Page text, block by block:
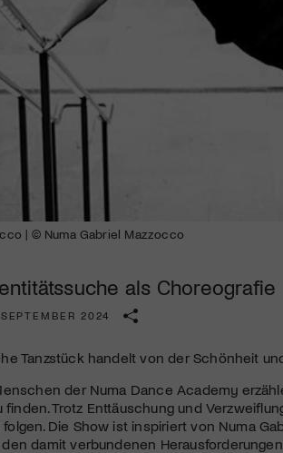
| © Numa Gabriel Mazzocco
als Choreografie
2024
Tanzstück handelt von der Schönheit
der Numa Dance Academy
finden. Trotz Enttäuschung und
folgen. Die Show ist inspiriert von Numa
damit verbundenen
mit: «Be Part of the Art»!
dich als Kulturliebhaber:in,
und unterstütze unsere Arbeit.
deiner Mitgliedschaft erhältst du